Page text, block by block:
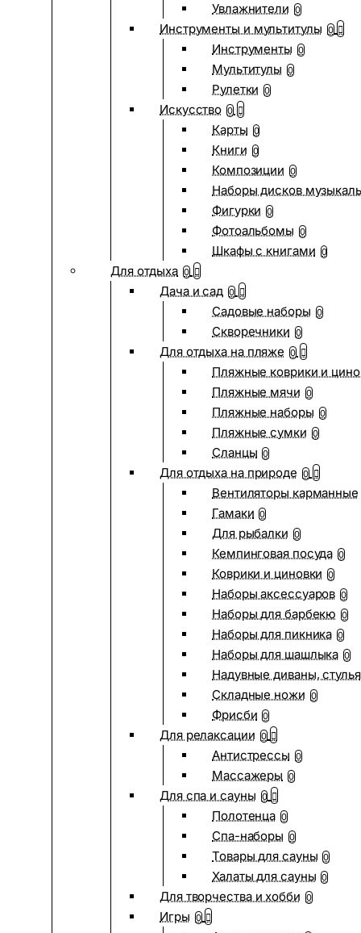
Увлажнители 0
Инструменты и мультитулы 0
Инструменты 0
Мультитулы 0
Рулетки 0
Искусство 0
Карты 0
Книги 0
Композиции 0
Наборы дисков
Фигурки 0
Фотоальбомы 0
Шкафы с книгами 0
Для отдыха 0
Дача и сад 0
Садовые наборы 0
Скворечники 0
Для отдыха на пляже 0
Пляжные коврики и
Пляжные мячи 0
Пляжные наборы 0
Пляжные сумки 0
Сланцы 0
Для отдыха на природе 0
Вентиляторы карманные
Гамаки 0
Для рыбалки 0
Кемпинговая посуда 0
Коврики и циновки 0
Наборы аксессуаров 0
Наборы для барбекю 0
Наборы для пикника 0
Наборы для шашлыка 0
Надувные диваны, стулья
Складные ножи 0
Фрисби 0
Для релаксации 0
Антистрессы 0
Массажеры 0
Для спа и сауны 0
Полотенца 0
Спа-наборы 0
Товары для сауны 0
Халаты для сауны 0
Для творчества и хобби 0
Игры 0